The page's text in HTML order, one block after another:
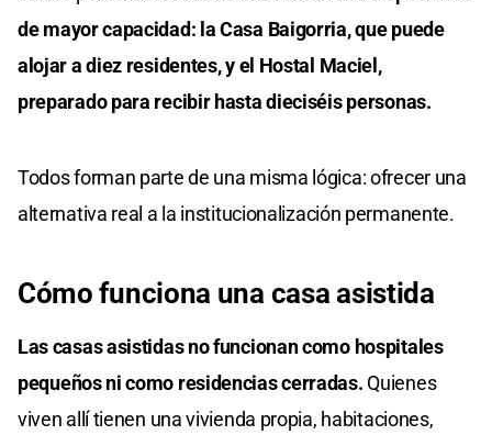
de mayor capacidad: la Casa Baigorria, que puede
alojar a diez residentes, y el Hostal Maciel,
preparado para recibir hasta dieciséis personas.
Todos forman parte de una misma lógica: ofrecer una
alternativa real a la institucionalización permanente.
Cómo funciona una casa asistida
Las casas asistidas no funcionan como hospitales
pequeños ni como residencias cerradas. Quienes
viven allí tienen una vivienda propia, habitaciones,